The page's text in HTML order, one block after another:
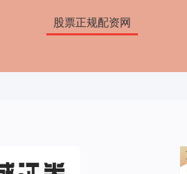
股票正规配资网